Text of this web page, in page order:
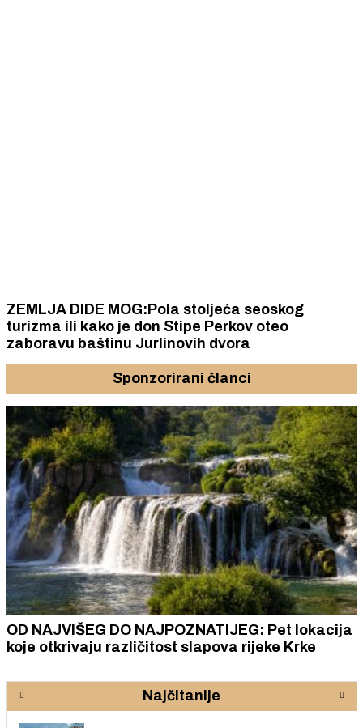
ZEMLJA DIDE MOG:Pola stoljeća seoskog
turizma ili kako je don Stipe Perkov oteo
zaboravu baštinu Jurlinovih dvora
Sponzorirani članci
OD NAJVIŠEG DO NAJPOZNATIJEG: Pet lokacija
koje otkrivaju različitost slapova rijeke Krke
Najčitanije